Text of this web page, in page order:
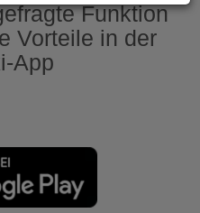
Funktion
Vorteile in der
App